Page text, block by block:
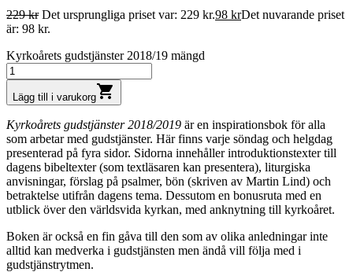
229kr Det ursprungliga priset var: 229 kr.98 krDet nuvarande priset
är: 98 kr.
Kyrkoårets gudstjänster 2018/19 mängd
Lägg till i varukorgshopping_cart
Kyrkoårets gudstjänster 2018/2019 är en inspirationsbok för alla
som arbetar med gudstjänster. Här finns varje söndag och helgdag
presenterad på fyra sidor. Sidorna innehåller introduktionstexter till
dagens bibeltexter (som textläsaren kan presentera), liturgiska
anvisningar, förslag på psalmer, bön (skriven av Martin Lind) och
betraktelse utifrån dagens tema. Dessutom en bonusruta med en
utblick över den världsvida kyrkan, med anknytning till kyrkoåret.
Boken är också en fin gåva till den som av olika anledningar inte
alltid kan medverka i gudstjänsten men ändå vill följa med i
gudstjänstrytmen.